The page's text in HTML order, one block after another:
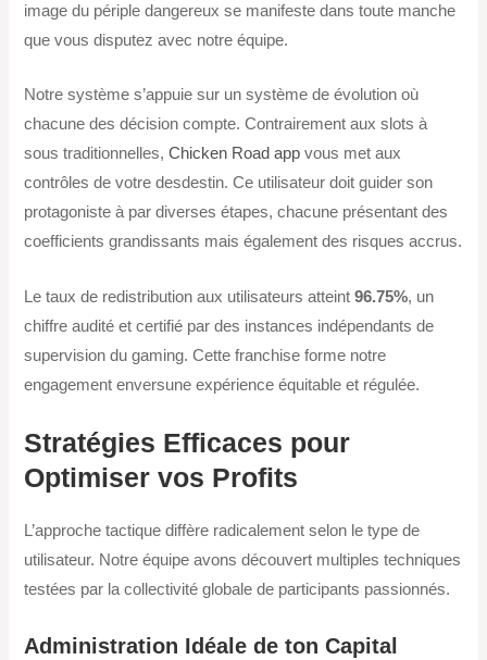
image du périple dangereux se manifeste dans toute manche
que vous disputez avec notre équipe.
Notre système s’appuie sur un système de évolution où
chacune des décision compte. Contrairement aux slots à
sous traditionnelles,Chicken Road app vous met aux
contrôles de votre desdestin. Ce utilisateur doit guider son
protagoniste à par diverses étapes, chacune présentant des
coefficients grandissants mais également des risques accrus.
Le taux de redistribution aux utilisateurs atteint96.75%, un
chiffre audité et certifié par des instances indépendants de
supervision du gaming. Cette franchise forme notre
engagement enversune expérience équitable et régulée.
Stratégies Efficaces pour
Optimiser vos Profits
L’approche tactique diffère radicalement selon le type de
utilisateur. Notre équipe avons découvert multiples techniques
testées par la collectivité globale de participants passionnés.
Administration Idéale de ton Capital